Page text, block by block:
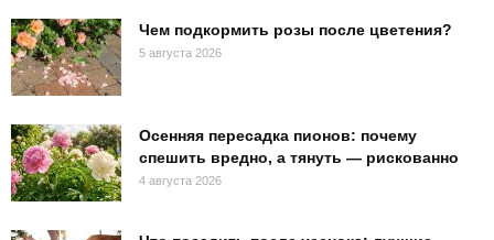
Чем подкормить розы после цветения?
5 августа 2026
Осенняя пересадка пионов: почему
спешить вредно, а тянуть — рискованно
4 августа 2026